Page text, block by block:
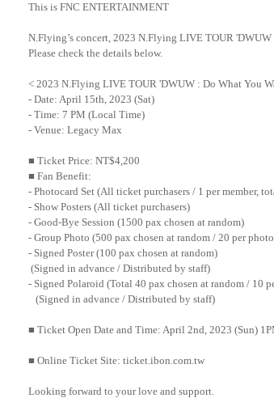
This is FNC ENTERTAINMENT
N.Flying’s concert, 2023 N.Flying LIVE TOUR
Please check the details below.
< 2023 N.Flying LIVE TOUR 'DWUW : Do What You
- Date: April 15th, 2023 (Sat)
- Time: 7 PM (Local Time)
- Venue: Legacy Max
■ Ticket Price: NT$4,200
■ Fan Benefit:
- Photocard Set (All ticket purchasers / 1 per member,
- Show Posters (All ticket purchasers)
- Good-Bye Session (1500 pax chosen at random)
- Group Photo (500 pax chosen at random / 20 per
- Signed Poster (100 pax chosen at random)
(Signed in advance / Distributed by staff)
- Signed Polaroid (Total 40 pax chosen at random / 10
(Signed in advance / Distributed by staff)
■ Ticket Open Date and Time: April 2nd, 2023 (Sun)
■ Online Ticket Site: ticket.ibon.com.tw
Looking forward to your love and support.